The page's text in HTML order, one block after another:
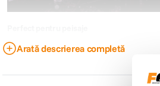
Acest obiectiv de 14 mm (echivalenta cu o
imagine sa fie usoara, iar setarea de 7
vizualizare in unghi foarte larg care
puteti sa capturati fara efort peisaje
Arată descrierea completă